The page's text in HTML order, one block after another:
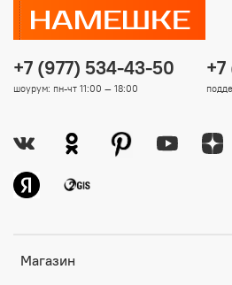
Магазин
+7 (977) 534-43-50
шоурум: пн-чт 11:00 — 18:00